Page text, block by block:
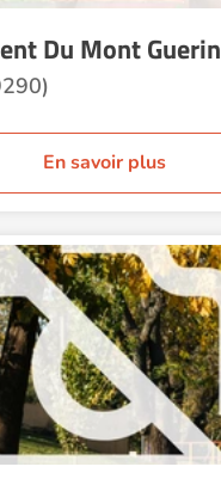
Du Mont Guerin
En savoir plus